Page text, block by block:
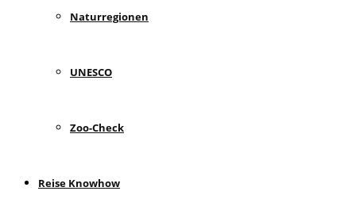
Naturregionen
UNESCO
Zoo-Check
Reise Knowhow